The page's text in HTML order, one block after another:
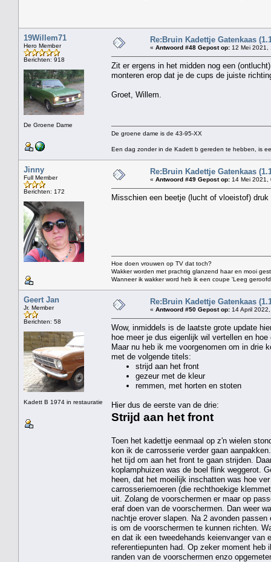
19Willem71
Hero Member
Berichten: 918
De Groene Dame
Re:Bruin Kadettje Gatenkaas
« Antwoord #48 Gepost op: 12 Mei 2021,
Zit er ergens in het midden nog een
monteren erop dat je de cups de juiste
Groet, Willem.
De groene dame is de 43-95-XX
Een dag zonder in de Kadett b gereden te hebben, is
Jinny
Full Member
Berichten: 172
Re:Bruin Kadettje Gatenkaas
« Antwoord #49 Gepost op: 14 Mei 2021,
Misschien een beetje (lucht of vloeistof)
Hoe doen vrouwen op TV dat toch?
Wakker worden met prachtig glanzend haar en mooi
Wanneer ik wakker word heb ik een coupe 'Leeg
Geert Jan
Jr. Member
Berichten: 58
Kadett B 1974 in restauratie
Re:Bruin Kadettje Gatenkaas
« Antwoord #50 Gepost op: 14 April
Wow, inmiddels is de laatste grote update
hoe meer je dus eigenlijk wil vertellen en
Maar nu heb ik me voorgenomen om in drie
met de volgende titels:
strijd aan het front
gezeur met de kleur
remmen, met horten en stoten
Hier dus de eerste van de drie:
Strijd aan het front
Toen het kadettje eenmaal op z'n wielen
kon ik de carrosserie verder gaan
het tijd om aan het front te gaan strijden.
koplamphuizen was de boel flink weggerot.
heen, dat het moeilijk inschatten was hoe
carrosseriemoeren (die rechthoekige
uit. Zolang de voorschermen er maar op
eraf doen van de voorschermen. Dan weer
nachtje erover slapen. Na 2 avonden
is om de voorschermen te kunnen richten.
en dat ik een tweedehands keienvanger van
referentiepunten had. Op zeker moment
randen van de voorschermen enzo